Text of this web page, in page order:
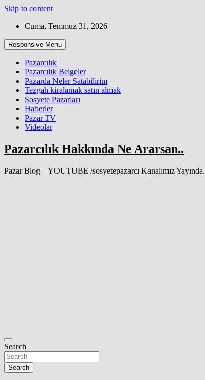
Skip to content
Cuma, Temmuz 31, 2026
Responsive Menu
Pazarcılık
Pazarcılık Belgeler
Pazarda Neler Satabilirim
Tezgah kiralamak satın almak
Sosyete Pazarları
Haberler
Pazar TV
Videolar
Pazarcılık Hakkında Ne Ararsan..
Pazar Blog – YOUTUBE /sosyetepazarcı Kanalımız Yayında.
Search
Search